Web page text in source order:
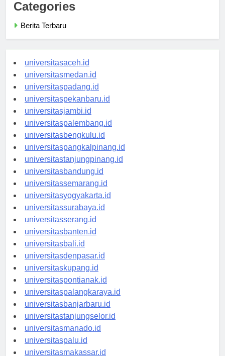
Categories
universitasaceh.id
universitasmedan.id
universitaspadang.id
universitaspekanbaru.id
universitasjambi.id
universitaspalembang.id
universitasbengkulu.id
universitaspangkalpinang.id
universitastanjungpinang.id
universitasbandung.id
universitassemarang.id
universitasyogyakarta.id
universitassurabaya.id
universitasserang.id
universitasbanten.id
universitasbali.id
universitasdenpasar.id
universitaskupang.id
universitaspontianak.id
universitaspalangkaraya.id
universitasbanjarbaru.id
universitastanjungselor.id
universitasmanado.id
universitaspalu.id